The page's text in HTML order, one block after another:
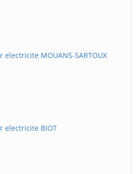
MOUANS-SARTOUX
electricite BIOT